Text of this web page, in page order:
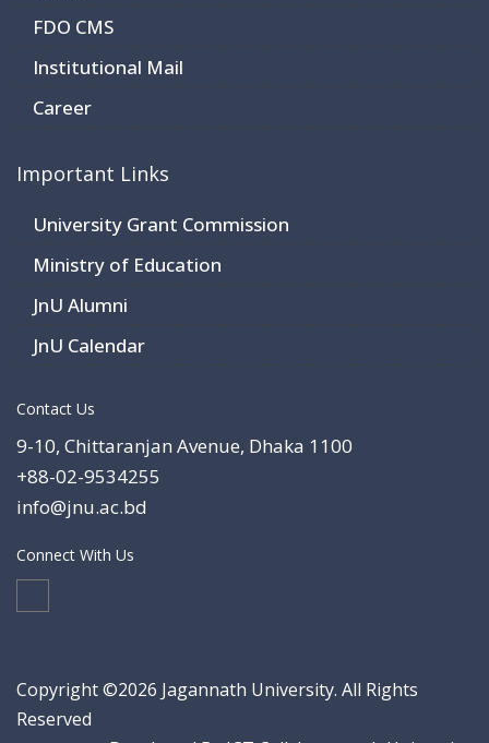
FDO CMS
Institutional Mail
Career
Important Links
University Grant Commission
Ministry of Education
JnU Alumni
JnU Calendar
Contact Us
9-10, Chittaranjan Avenue, Dhaka 1100
+88-02-9534255
info@jnu.ac.bd
Connect With Us
Copyright ©2026 Jagannath University. All Rights
Reserved